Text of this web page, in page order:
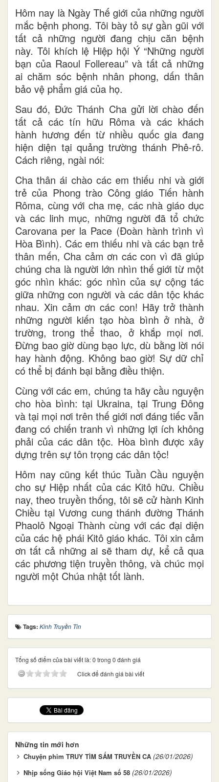
Hôm nay là Ngày Thế giới của những người
mắc bệnh phong. Tôi bày tỏ sự gần gũi với
tất cả những người đang chịu căn bệnh
này. Tôi khích lệ Hiệp hội Ý “Những người
bạn của Raoul Follereau” và tất cả những
ai chăm sóc bệnh nhân phong, dấn thân
bảo vệ phẩm giá của họ.
Sau đó, Đức Thánh Cha gửi lời chào đến
tất cả các tín hữu Rôma và các khách
hành hương đến từ nhiều quốc gia đang
hiện diện tại quảng trường thánh Phê-rô.
Cách riêng, ngài nói:
Cha thân ái chào các em thiếu nhi và giới
trẻ của Phong trào Công giáo Tiến hành
Rôma, cùng với cha mẹ, các nhà giáo dục
và các linh mục, những người đã tổ chức
Carovana per la Pace (Đoàn hành trình vì
Hòa Bình). Các em thiếu nhi và các bạn trẻ
thân mến, Cha cảm ơn các con vì đã giúp
chúng cha là người lớn nhìn thế giới từ một
góc nhìn khác: góc nhìn của sự cộng tác
giữa những con người và các dân tộc khác
nhau. Xin cảm ơn các con! Hãy trở thành
những người kiến tạo hòa bình ở nhà, ở
trường, trong thể thao, ở khắp mọi nơi.
Đừng bao giờ dùng bạo lực, dù bằng lời nói
hay hành động. Không bao giờ! Sự dữ chỉ
có thể bị đánh bại bằng điều thiện.
Cùng với các em, chúng ta hãy cầu nguyện
cho hòa bình: tại Ukraina, tại Trung Đông
và tại mọi nơi trên thế giới nơi đáng tiếc vẫn
đang có chiến tranh vì những lợi ích không
phải của các dân tộc. Hòa bình được xây
dựng trên sự tôn trọng các dân tộc!
Hôm nay cũng kết thúc Tuần Cầu nguyện
cho sự Hiệp nhất của các Kitô hữu. Chiều
nay, theo truyền thống, tôi sẽ cử hành Kinh
Chiều tại Vương cung thánh đường Thánh
Phaolô Ngoại Thành cùng với các đại diện
của các hệ phái Kitô giáo khác. Tôi xin cảm
ơn tất cả những ai sẽ tham dự, kể cả qua
các phương tiện truyền thông, và chúc mọi
người một Chúa nhật tốt lành.
Tags: Kinh Truyền Tin
Tổng số điểm của bài viết là: 0 trong 0 đánh giá
Click để đánh giá bài viết
Những tin mới hơn
Chuyện phim TRUY TÌM SẤM TRUYỀN CA (26/01/2026)
Nhịp sống Giáo hội Việt Nam số 58 (26/01/2026)